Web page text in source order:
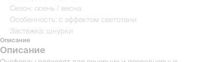
Сезон: осень / весна
Особенность: с эффектом светотени
Застежка: шнурки
Описание
Описание